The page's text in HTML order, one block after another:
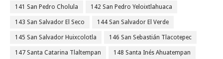
141 San Pedro Cholula 142 San Pedro Yeloixtlahuaca
143 San Salvador El Seco 144 San Salvador El Verde
145 San Salvador Huixcolotla 146 San Sebastián Tlacotepec
147 Santa Catarina Tlaltempan 148 Santa Inés Ahuatempan